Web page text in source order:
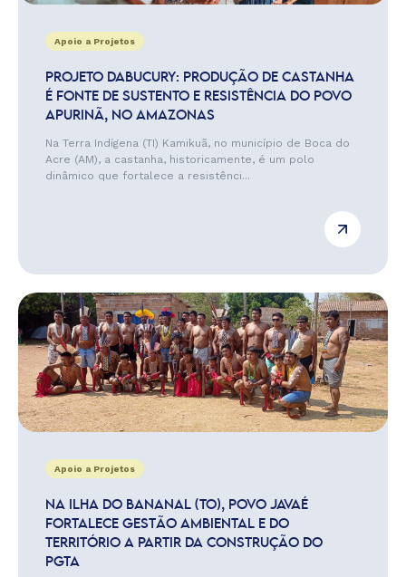
Apoio a Projetos
PROJETO DABUCURY: PRODUÇÃO DE CASTANHA
É FONTE DE SUSTENTO E RESISTÊNCIA DO POVO
APURINÃ, NO AMAZONAS
Na Terra Indígena (TI) Kamikuã, no município de Boca do
Acre (AM), a castanha, historicamente, é um polo
dinâmico que fortalece a resistênci...
Apoio a Projetos
NA ILHA DO BANANAL (TO), POVO JAVAÉ
FORTALECE GESTÃO AMBIENTAL E DO
TERRITÓRIO A PARTIR DA CONSTRUÇÃO DO
PGTA